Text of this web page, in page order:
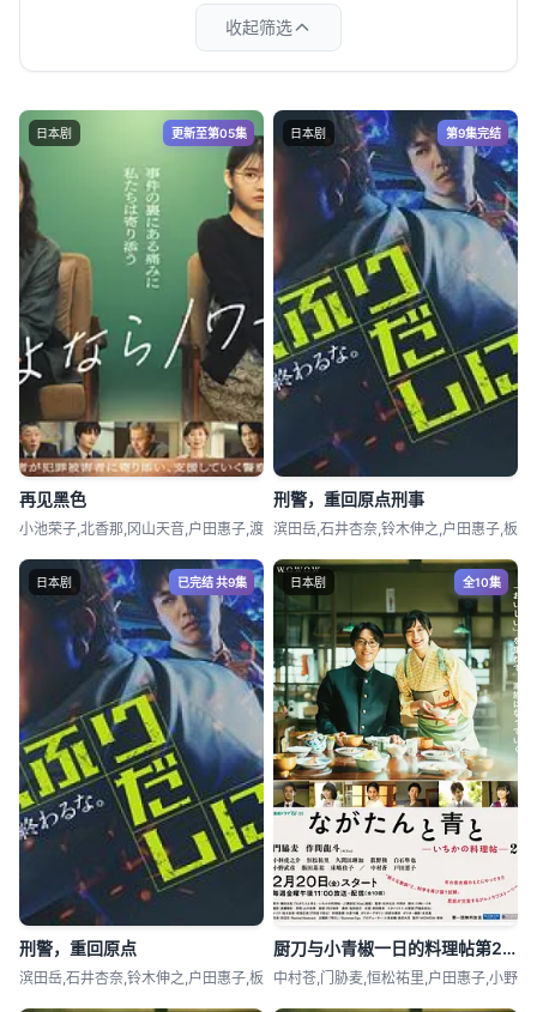
收起筛选
日本剧 更新至第05集
再见黑色
小池荣子,北香那,冈山天音,户田惠子,渡
日本剧 第9集完结
刑警，重回原点刑事
滨田岳,石井杏奈,铃木伸之,户田惠子,板
日本剧 已完结 共9集
刑警，重回原点
滨田岳,石井杏奈,铃木伸之,户田惠子,板
日本剧 全10集
厨刀与小青椒一日的料理帖第2季
中村苍,门胁麦,恒松祐里,户田惠子,小野